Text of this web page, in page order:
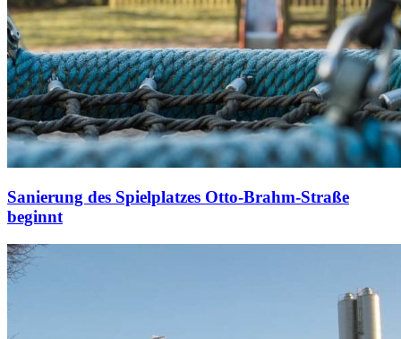
Sanierung des Spielplatzes Otto-Brahm-Straße
beginnt